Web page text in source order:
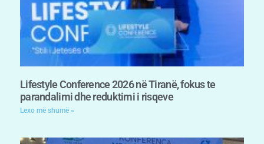
Lifestyle Conference 2026 në Tiranë, fokus te
parandalimi dhe reduktimi i risqeve
Lexo më shumë »